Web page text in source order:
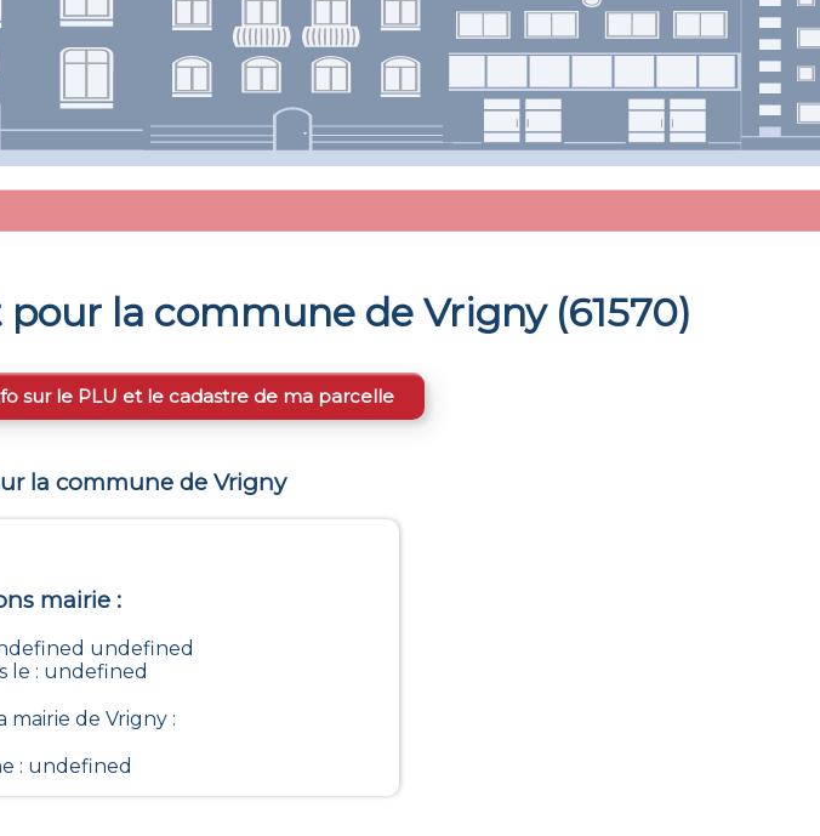
la commune de Vrigny(61570)
sur le PLU et le cadastre de ma parcelle
la commune de Vrigny
mairie :
undefined
le : undefined
mairie de Vrigny:
: undefined